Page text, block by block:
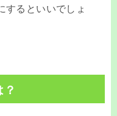
するといいでしょ